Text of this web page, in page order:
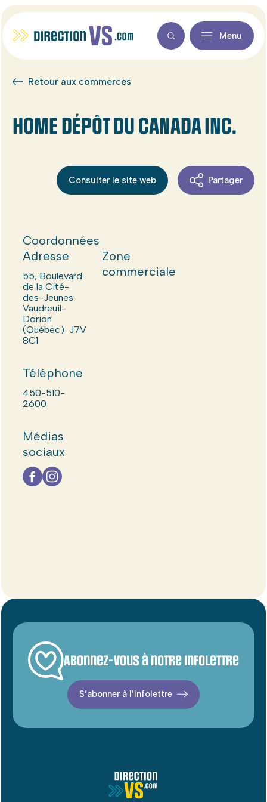
Menu
Retour aux commerces
HOME DÉPÔT DU CANADA INC.
Consulter le site web Partager
Coordonnées
Adresse
55, Boulevard
de la Cité-
des-Jeunes
Vaudreuil-
Dorion
(Québec) J7V
8C1
Téléphone
450-510-
2600
Médias
sociaux
Zone
commerciale
Abonnez-vous à notre infolettre
S’abonner à l’infolettre